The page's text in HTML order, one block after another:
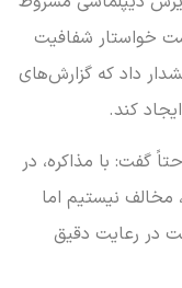
خواستار شفافیت
داد که گزارش‌های
کند.
گفت: با مذاکره، در
نیستیم اما
در رعایت دقیق